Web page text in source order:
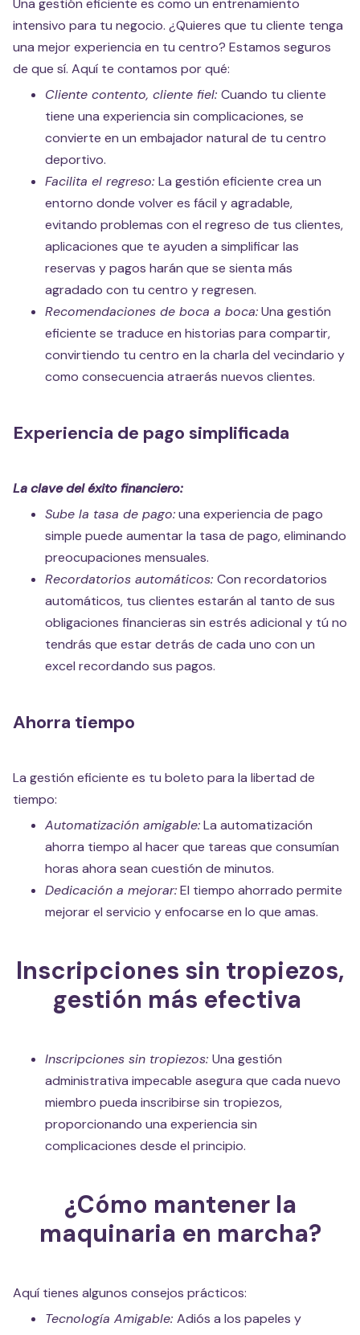
Una gestión eficiente es como un entrenamiento
intensivo para tu negocio. ¿Quieres que tu cliente tenga
una mejor experiencia en tu centro? Estamos seguros
de que sí. Aquí te contamos por qué:
Cliente contento, cliente fiel: Cuando tu cliente
tiene una experiencia sin complicaciones, se
convierte en un embajador natural de tu centro
deportivo.
Facilita el regreso: La gestión eficiente crea un
entorno donde volver es fácil y agradable,
evitando problemas con el regreso de tus clientes,
aplicaciones que te ayuden a simplificar las
reservas y pagos harán que se sienta más
agradado con tu centro y regresen.
Recomendaciones de boca a boca:Una gestión
eficiente se traduce en historias para compartir,
convirtiendo tu centro en la charla del vecindario y
como consecuencia atraerás nuevos clientes.
Experiencia de pago simplificada
La clave del éxito financiero:
Sube la tasa de pago:una experiencia de pago
simple puede aumentar la tasa de pago, eliminando
preocupaciones mensuales.
Recordatorios automáticos: Con recordatorios
automáticos, tus clientes estarán al tanto de sus
obligaciones financieras sin estrés adicional y tú no
tendrás que estar detrás de cada uno con un
excel recordando sus pagos.
Ahorra tiempo
La gestión eficiente es tu boleto para la libertad de
tiempo:
Automatización amigable:La automatización
ahorra tiempo al hacer que tareas que consumían
horas ahora sean cuestión de minutos.
Dedicación a mejorar:El tiempo ahorrado permite
mejorar el servicio y enfocarse en lo que amas.
Inscripciones sin tropiezos,
gestión más efectiva
Inscripciones sin tropiezos: Una gestión
administrativa impecable asegura que cada nuevo
miembro pueda inscribirse sin tropiezos,
proporcionando una experiencia sin
complicaciones desde el principio.
¿Cómo mantener la
maquinaria en marcha?
Aquí tienes algunos consejos prácticos:
Tecnología Amigable: Adiós a los papeles y